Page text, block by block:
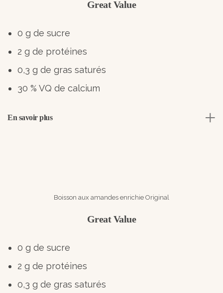
Great Value
0 g de sucre
2 g de protéines
0,3 g de gras saturés
30 % VQ de calcium
En savoir plus
Boisson aux amandes enrichie Original
Great Value
0 g de sucre
2 g de protéines
0,3 g de gras saturés